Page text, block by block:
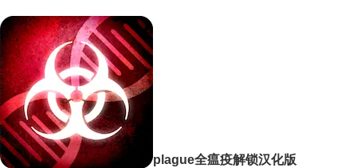
plague全瘟疫解锁汉化版